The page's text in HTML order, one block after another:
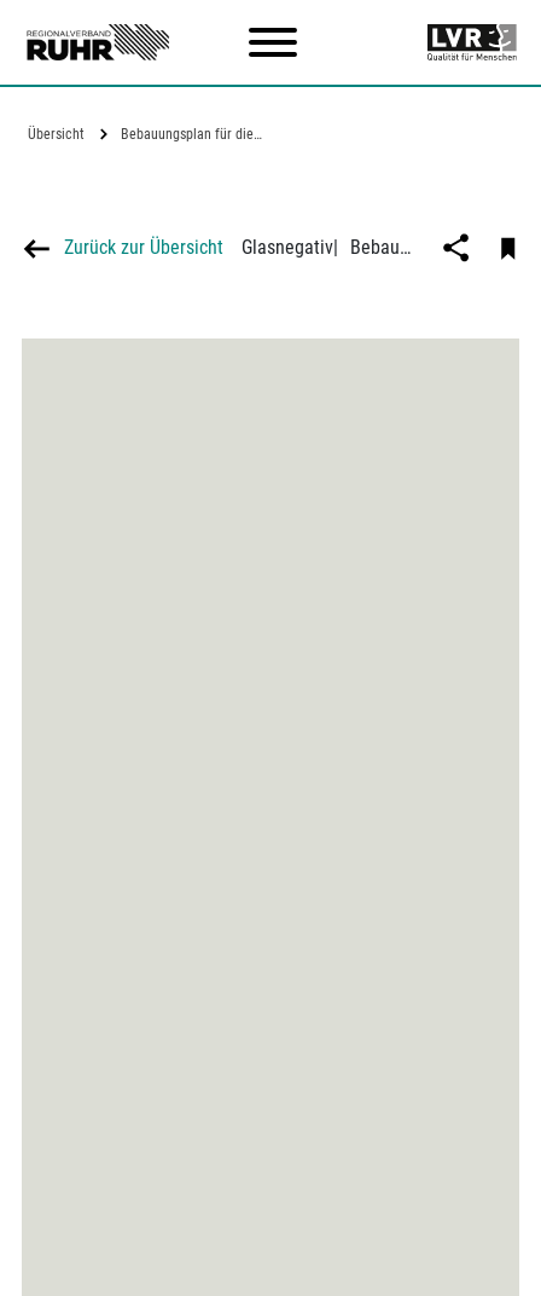
Übersicht Bebauungsplan für die…
Zurück zur Übersicht Glasnegativ| Bebauungsplan für die Bergarbeitersiedlung "Essen" der Zeche Hagenbeck in Essen-Altendorf, Architekt Theodor Suhnel